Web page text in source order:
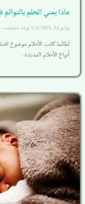
ماذا يعني الحلم بالتوائم
يوليو 24, 2023 لا توجد تعليقات
لطالما كانت الأحلام موضوع
أنواع الأحلام العديدة ،